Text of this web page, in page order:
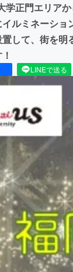
学正門エリア
ルミネーシ
して、街を
LINEで送る